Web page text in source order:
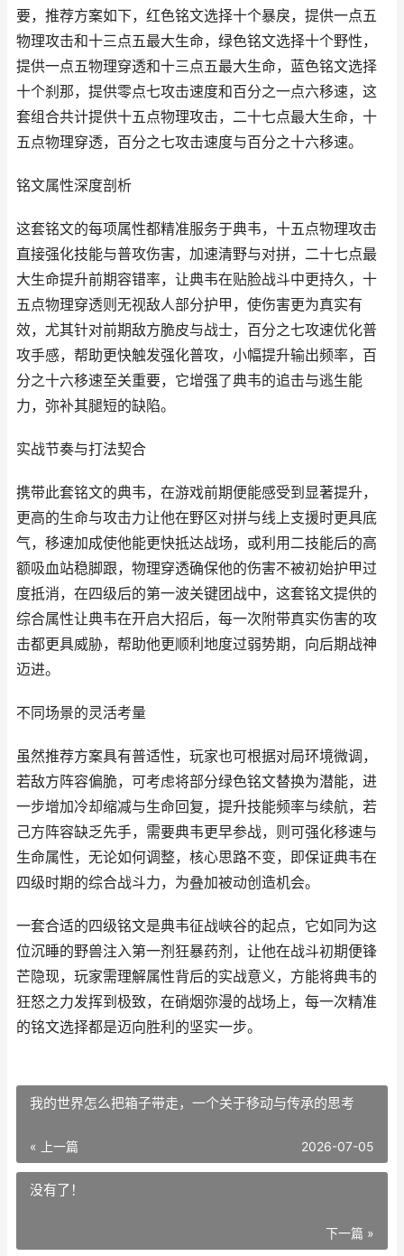
要，推荐方案如下，红色铭文选择十个暴戾，提供一点五
物理攻击和十三点五最大生命，绿色铭文选择十个野性，
提供一点五物理穿透和十三点五最大生命，蓝色铭文选择
十个刹那，提供零点七攻击速度和百分之一点六移速，这
套组合共计提供十五点物理攻击，二十七点最大生命，十
五点物理穿透，百分之七攻击速度与百分之十六移速。
铭文属性深度剖析
这套铭文的每项属性都精准服务于典韦，十五点物理攻击
直接强化技能与普攻伤害，加速清野与对拼，二十七点最
大生命提升前期容错率，让典韦在贴脸战斗中更持久，十
五点物理穿透则无视敌人部分护甲，使伤害更为真实有
效，尤其针对前期敌方脆皮与战士，百分之七攻速优化普
攻手感，帮助更快触发强化普攻，小幅提升输出频率，百
分之十六移速至关重要，它增强了典韦的追击与逃生能
力，弥补其腿短的缺陷。
实战节奏与打法契合
携带此套铭文的典韦，在游戏前期便能感受到显著提升，
更高的生命与攻击力让他在野区对拼与线上支援时更具底
气，移速加成使他能更快抵达战场，或利用二技能后的高
额吸血站稳脚跟，物理穿透确保他的伤害不被初始护甲过
度抵消，在四级后的第一波关键团战中，这套铭文提供的
综合属性让典韦在开启大招后，每一次附带真实伤害的攻
击都更具威胁，帮助他更顺利地度过弱势期，向后期战神
迈进。
不同场景的灵活考量
虽然推荐方案具有普适性，玩家也可根据对局环境微调，
若敌方阵容偏脆，可考虑将部分绿色铭文替换为潜能，进
一步增加冷却缩减与生命回复，提升技能频率与续航，若
己方阵容缺乏先手，需要典韦更早参战，则可强化移速与
生命属性，无论如何调整，核心思路不变，即保证典韦在
四级时期的综合战斗力，为叠加被动创造机会。
一套合适的四级铭文是典韦征战峡谷的起点，它如同为这
位沉睡的野兽注入第一剂狂暴药剂，让他在战斗初期便锋
芒隐现，玩家需理解属性背后的实战意义，方能将典韦的
狂怒之力发挥到极致，在硝烟弥漫的战场上，每一次精准
的铭文选择都是迈向胜利的坚实一步。
我的世界怎么把箱子带走，一个关于移动与传承的思考
« 上一篇 2026-07-05
没有了！
下一篇 »